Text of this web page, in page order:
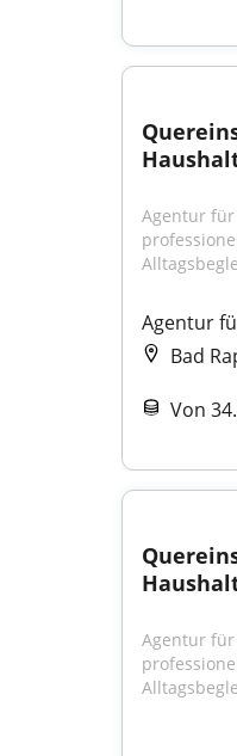
Agentur
Agentur
Bad
Von
Agentur